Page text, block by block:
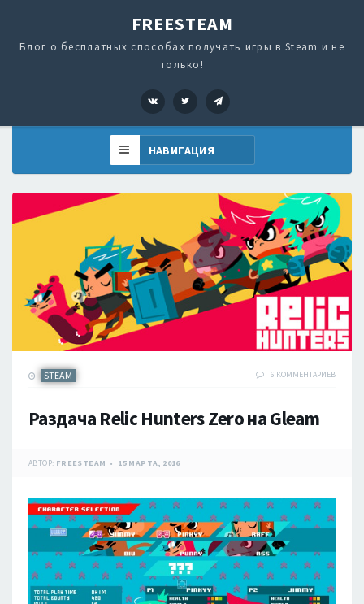
FREESTEAM
Блог о бесплатных способах получать игры в Steam и не
только!
VK Twitter
STEAM 6 КОММЕНТАРИЕВ
Раздача Relic Hunters Zero на Gleam
АВТОР: FREESTEAM 15 МАРТА, 2016